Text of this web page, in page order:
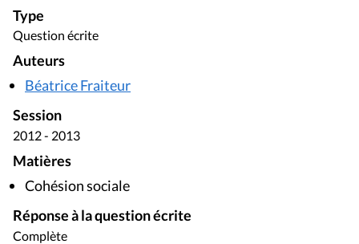
Type
Question écrite
Auteurs
Béatrice Fraiteur
Session
2012 - 2013
Matières
Cohésion sociale
Réponse à la question écrite
Complète